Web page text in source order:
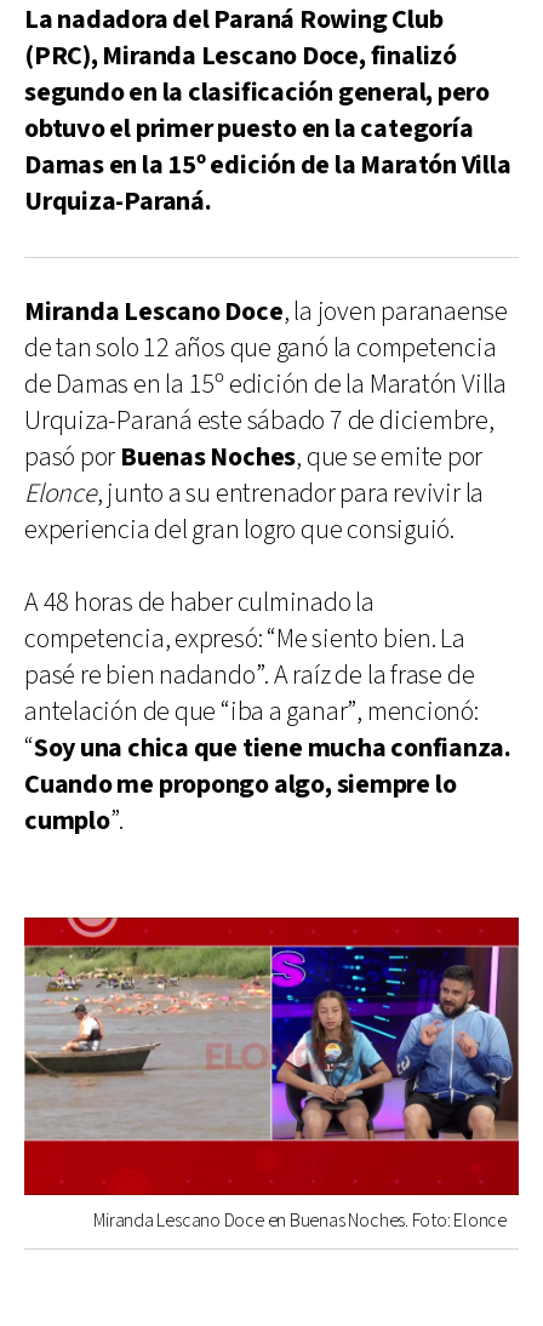
La nadadora del Paraná Rowing Club
(PRC), Miranda Lescano Doce, finalizó
segundo en la clasificación general, pero
obtuvo el primer puesto en la categoría
Damas en la 15º edición de la Maratón Villa
Urquiza-Paraná.
Miranda Lescano Doce, la joven paranaense
de tan solo 12 años que ganó la competencia
de Damas en la 15º edición de la Maratón Villa
Urquiza-Paraná este sábado 7 de diciembre,
pasó por Buenas Noches, que se emite por
Elonce, junto a su entrenador para revivir la
experiencia del gran logro que consiguió.
A 48 horas de haber culminado la
competencia, expresó: “Me siento bien. La
pasé re bien nadando”. A raíz de la frase de
antelación de que “iba a ganar”, mencionó:
“Soy una chica que tiene mucha confianza.
Cuando me propongo algo, siempre lo
cumplo”.
Miranda Lescano Doce en Buenas Noches. Foto: Elonce